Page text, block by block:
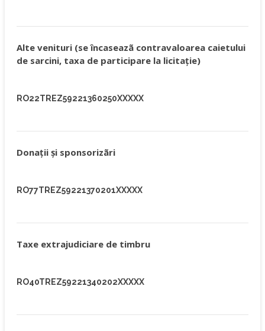
Alte venituri (se încaseazã contravaloarea caietului
de sarcini, taxa de participare la licitaţie)
RO22TREZ59221360250XXXXX
Donaţii şi sponsorizãri
RO77TREZ59221370201XXXXX
Taxe extrajudiciare de timbru
RO40TREZ59221340202XXXXX